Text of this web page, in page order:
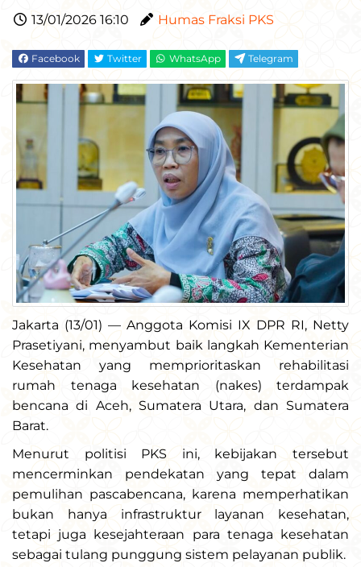
13/01/2026 16:10 Humas Fraksi PKS
Facebook Twitter WhatsApp Telegram
Jakarta (13/01) — Anggota Komisi IX DPR RI, Netty
Prasetiyani, menyambut baik langkah Kementerian
Kesehatan yang memprioritaskan rehabilitasi
rumah tenaga kesehatan (nakes) terdampak
bencana di Aceh, Sumatera Utara, dan Sumatera
Barat.
Menurut politisi PKS ini, kebijakan tersebut
mencerminkan pendekatan yang tepat dalam
pemulihan pascabencana, karena memperhatikan
bukan hanya infrastruktur layanan kesehatan,
tetapi juga kesejahteraan para tenaga kesehatan
sebagai tulang punggung sistem pelayanan publik.